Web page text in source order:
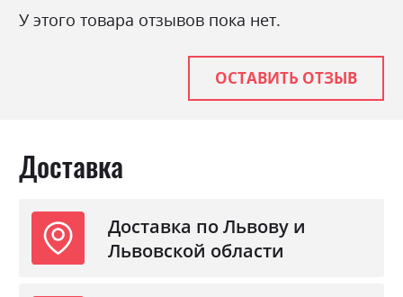
антрацит
ламінована ДСП
У этого товара отзывов пока нет.
ОСТАВИТЬ ОТЗЫВ
Доставка
Доставка по Львову и
Львовской области